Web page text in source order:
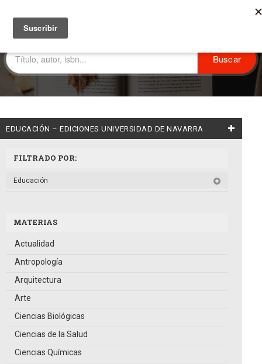
EDUCACIÓN – EDICIONES UNIVERSIDAD DE NAVARRA
FILTRADO POR:
Educación
MATERIAS
Actualidad
Antropología
Arquitectura
Arte
Ciencias Biológicas
Ciencias de la Salud
Ciencias Químicas